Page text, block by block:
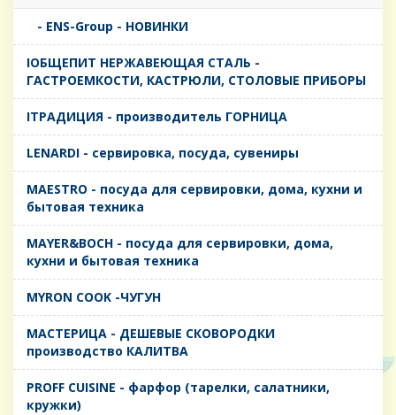
- ENS-Group - НОВИНКИ
IОБЩЕПИТ НЕРЖАВЕЮЩАЯ СТАЛЬ -
ГАСТРОЕМКОСТИ, КАСТРЮЛИ, СТОЛОВЫЕ ПРИБОРЫ
IТРАДИЦИЯ - производитель ГОРНИЦА
LENARDI - сервировка, посуда, сувениры
MAESTRO - посуда для сервировки, дома, кухни и
бытовая техника
MAYER&BOCH - посуда для сервировки, дома,
кухни и бытовая техника
MYRON COOK -ЧУГУН
MАСТЕРИЦА - ДЕШЕВЫЕ СКОВОРОДКИ
производство КАЛИТВА
PROFF CUISINE - фарфор (тарелки, салатники,
кружки)